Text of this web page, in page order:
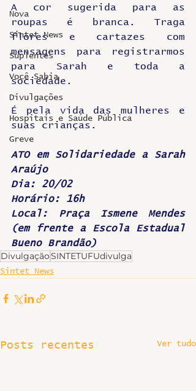
Nova
Sintet News
Suplentes
Você Sabia
Divulgações
Hospitais e Saúde Pública
Greve
A cor sugerida para as
roupas é branca. Traga
flores e cartazes com
mensagens para registrarmos
para Sarah e toda a
sociedade.
É pela vida das mulheres e
suas crianças.
ATO em Solidariedade a Sarah
Araújo
Dia: 20/02
Horário: 16h
Local: Praça Ismene Mendes
(em frente a Escola Estadual
Bueno Brandão)
DivulgaçãoSINTETUFUdivulga
Sintet News
Posts recentes Ver tudo